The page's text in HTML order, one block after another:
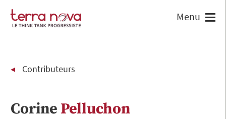
Contributeurs
Corine Pelluchon